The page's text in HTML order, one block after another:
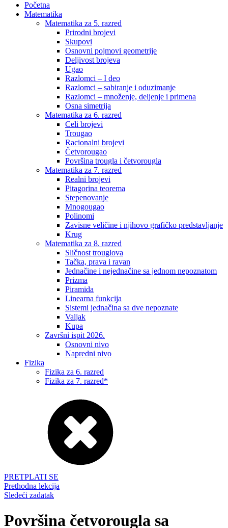
Početna
Matematika
Matematika za 5. razred
Prirodni brojevi
Skupovi
Osnovni pojmovi geometrije
Deljivost brojeva
Ugao
Razlomci – I deo
Razlomci – sabiranje i oduzimanje
Razlomci – množenje, deljenje i primena
Osna simetrija
Matematika za 6. razred
Celi brojevi
Trougao
Racionalni brojevi
Četvorougao
Površina trougla i četvorougla
Matematika za 7. razred
Realni brojevi
Pitagorina teorema
Stepenovanje
Mnogougao
Polinomi
Zavisne veličine i njihovo grafičko predstavljanje
Krug
Matematika za 8. razred
Sličnost trouglova
Tačka, prava i ravan
Jednačine i nejednačine sa jednom nepoznatom
Prizma
Piramida
Linearna funkcija
Sistemi jednačina sa dve nepoznate
Valjak
Kupa
Završni ispit 2026.
Osnovni nivo
Napredni nivo
Fizika
Fizika za 6. razred
Fizika za 7. razred*
PRETPLATI SE
Prethodna lekcija
Sledeći zadatak
Površina četvorougla sa